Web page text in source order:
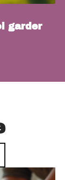
garder